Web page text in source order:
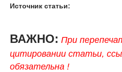
Источник статьи:
ВАЖНО: При
цитировании статьи,
обязательна !